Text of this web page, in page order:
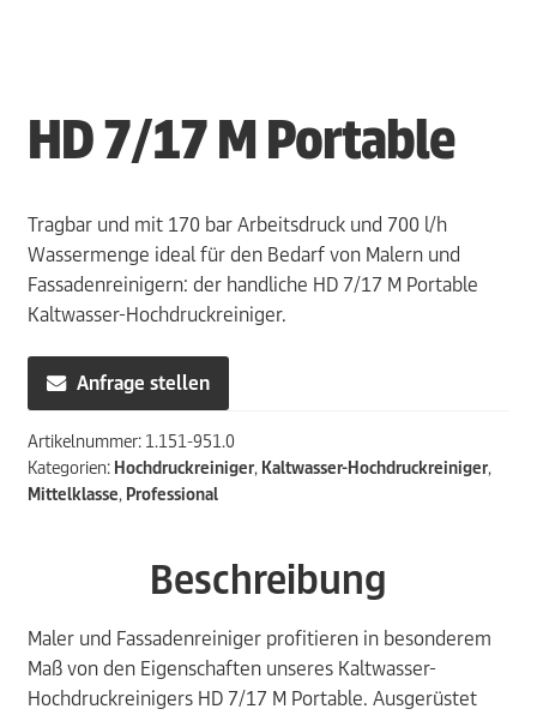
HD 7/17 M Portable
Tragbar und mit 170 bar Arbeitsdruck und 700 l/h
Wassermenge ideal für den Bedarf von Malern und
Fassadenreinigern: der handliche HD 7/17 M Portable
Kaltwasser-Hochdruckreiniger.
Anfrage stellen
Artikelnummer: 1.151-951.0
Kategorien: Hochdruckreiniger, Kaltwasser-Hochdruckreiniger,
Mittelklasse, Professional
Beschreibung
Maler und Fassadenreiniger profitieren in besonderem
Maß von den Eigenschaften unseres Kaltwasser-
Hochdruckreinigers HD 7/17 M Portable. Ausgerüstet